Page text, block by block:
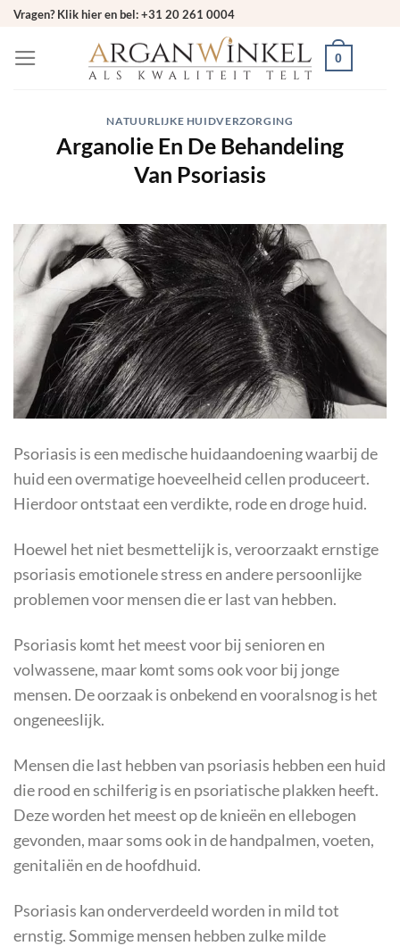
Ga
inhoud
Vragen? Klik hier en bel: +31 20 261 0004
0
NATUURLIJKE HUIDVERZORGING
Arganolie En De Behandeling
Van Psoriasis
Psoriasis is een medische huidaandoening waarbij de
huid een overmatige hoeveelheid cellen produceert.
Hierdoor ontstaat een verdikte, rode en droge huid.
Hoewel het niet besmettelijk is, veroorzaakt ernstige
psoriasis emotionele stress en andere persoonlijke
problemen voor mensen die er last van hebben.
Psoriasis komt het meest voor bij senioren en
volwassene, maar komt soms ook voor bij jonge
mensen. De oorzaak is onbekend en vooralsnog is het
ongeneeslijk.
Mensen die last hebben van psoriasis hebben een huid
die rood en schilferig is en psoriatische plakken heeft.
Deze worden het meest op de knieën en ellebogen
gevonden, maar soms ook in de handpalmen, voeten,
genitaliën en de hoofdhuid.
Psoriasis kan onderverdeeld worden in mild tot
ernstig. Sommige mensen hebben zulke milde